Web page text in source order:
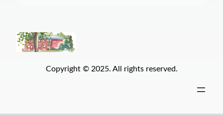
Copyright © 2025. All rights reserved.